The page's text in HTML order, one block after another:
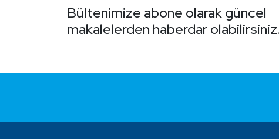
Bültenimize abone olarak güncel
makalelerden haberdar